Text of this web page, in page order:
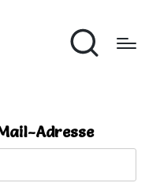
Adresse